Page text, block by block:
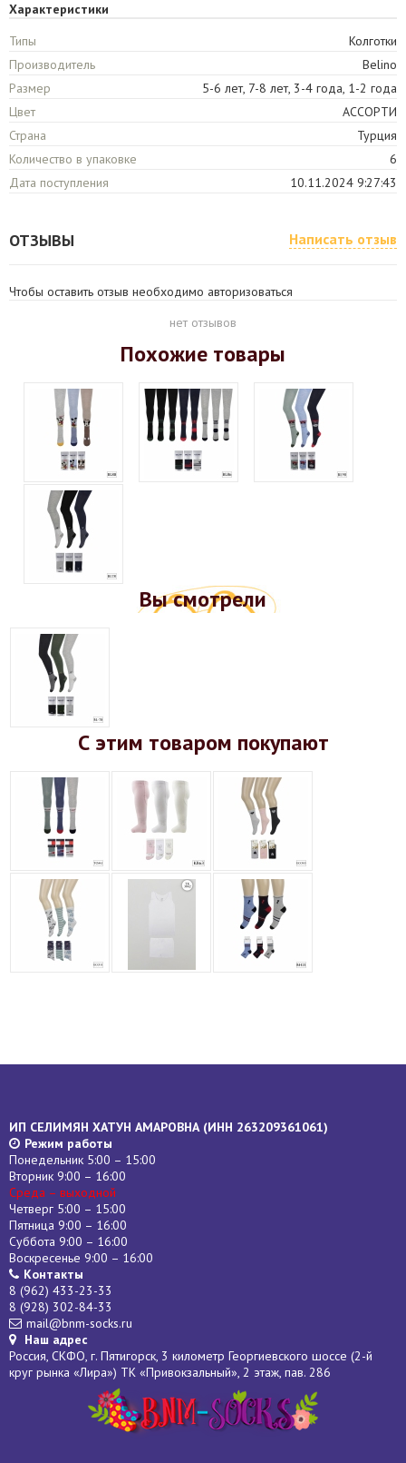
Характеристики
Типы
Колготки
Производитель
Belino
Размер
5-6 лет, 7-8 лет, 3-4 года, 1-2 года
Цвет
АССОРТИ
Страна
Турция
Количество в упаковке
6
Дата поступления
10.11.2024 9:27:43
ОТЗЫВЫ Написать отзыв
Чтобы оставить отзыв необходимо авторизоваться
нет отзывов
Похожие товары
Вы смотрели
С этим товаром покупают
ИП СЕЛИМЯН ХАТУН АМАРОВНА (ИНН 263209361061)
Режим работы
Понедельник 5:00 – 15:00
Вторник 9:00 – 16:00
Среда – выходной
Четверг 5:00 – 15:00
Пятница 9:00 – 16:00
Суббота 9:00 – 16:00
Воскресенье 9:00 – 16:00
Контакты
8 (962) 433-23-33
8 (928) 302-84-33
mail@bnm-socks.ru
Наш адрес
Россия, СКФО, г. Пятигорск, 3 километр Георгиевского шоссе (2-й
круг рынка «Лира») ТК «Привокзальный», 2 этаж, пав. 286